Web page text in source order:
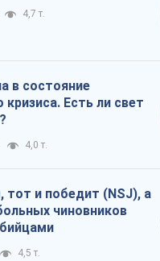
4,7 т.
в состояние
Есть ли свет
4,0 т.
тот и победит (NSJ), а
чиновников
4,5 т.